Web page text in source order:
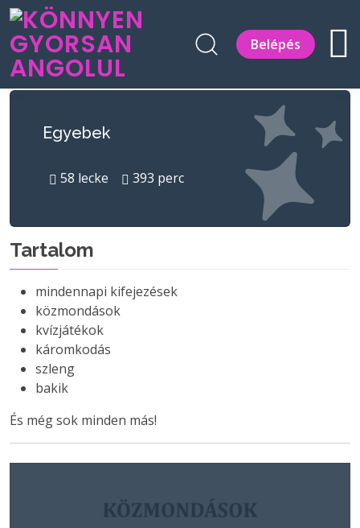
Belépés
Egyebek
58 lecke 393 perc
Tartalom
mindennapi kifejezések
közmondások
kvízjátékok
káromkodás
szleng
bakik
És még sok minden más!